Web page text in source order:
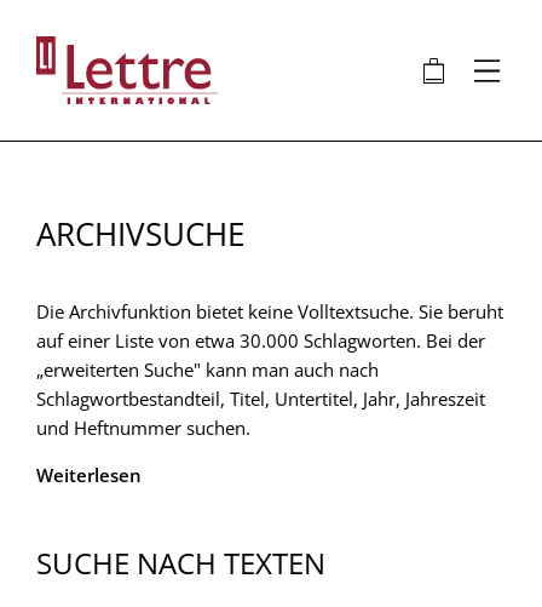
Inhalt
🛍 ⋮
ARCHIVSUCHE
Die Archivfunktion bietet keine Volltextsuche. Sie beruht
auf einer Liste von etwa 30.000 Schlagworten. Bei der
„erweiterten Suche" kann man auch nach
Schlagwortbestandteil, Titel, Untertitel, Jahr, Jahreszeit
und Heftnummer suchen.
Weiterlesen
SUCHE NACH TEXTEN